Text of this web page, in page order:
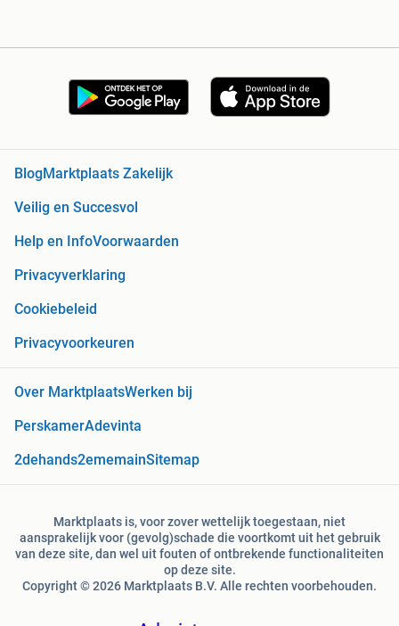
Blog Marktplaats Zakelijk
Veilig en Succesvol
Help en InfoVoorwaarden
Privacyverklaring
Cookiebeleid
Privacyvoorkeuren
Over MarktplaatsWerken bij
PerskamerAdevinta
2dehands2ememainSitemap
Marktplaats is, voor zover wettelijk toegestaan, niet
aansprakelijk voor (gevolg)schade die voortkomt uit het gebruik
van deze site, dan wel uit fouten of ontbrekende functionaliteiten
op deze site.
Copyright © 2026 Marktplaats B.V. Alle rechten voorbehouden.